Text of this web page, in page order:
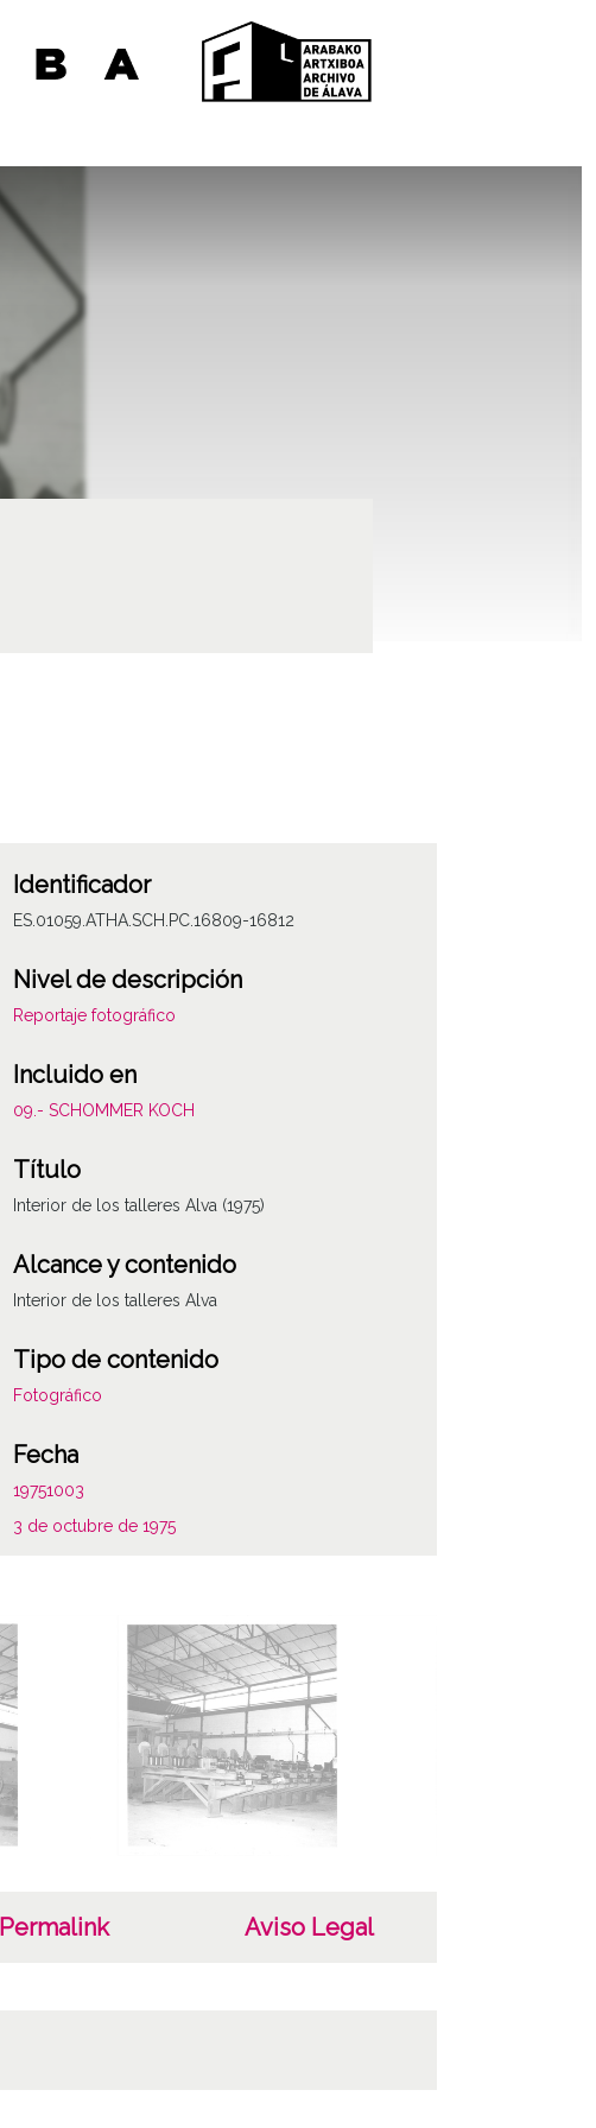
Identificador
ES.01059.ATHA.SCH.PC.16809-16812
Nivel de descripción
Reportaje fotográfico
Incluido en
09.- SCHOMMER KOCH
Título
Interior de los talleres Alva (1975)
Alcance y contenido
Interior de los talleres Alva
Tipo de contenido
Fotográfico
Fecha
19751003
3 de octubre de 1975
Sign originales: Carpetilla 6x6, n° 216
Sign copias: Carpeta 112 - Positivos 16809 a 16812
Licencia de las imágenes
CC BY-NC-SA 4.0
Permalink Aviso Legal